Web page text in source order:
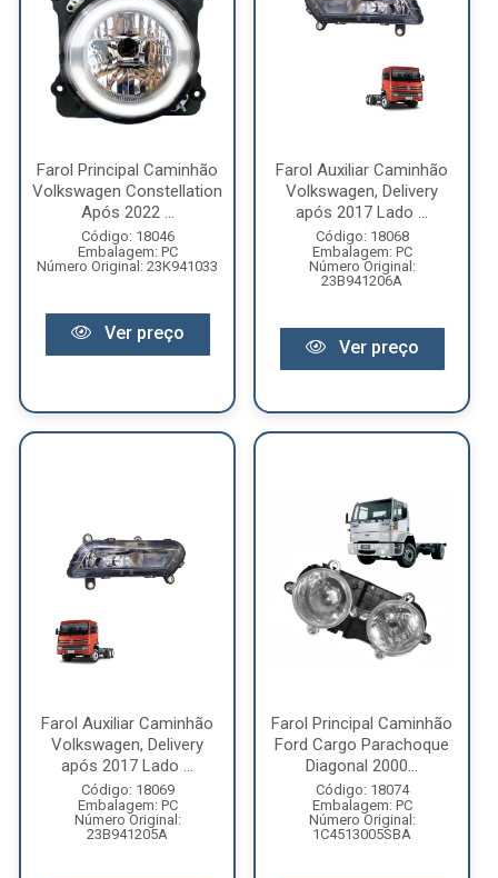
Farol Principal Caminhão
Volkswagen Constellation
Após 2022 ...
Código: 18046
Embalagem: PC
Número Original: 23K941033
Ver preço
Farol Auxiliar Caminhão
Volkswagen, Delivery
após 2017 Lado ...
Código: 18068
Embalagem: PC
Número Original:
23B941206A
Ver preço
Farol Auxiliar Caminhão
Volkswagen, Delivery
após 2017 Lado ...
Código: 18069
Embalagem: PC
Número Original:
23B941205A
Farol Principal Caminhão
Ford Cargo Parachoque
Diagonal 2000...
Código: 18074
Embalagem: PC
Número Original:
1C4513005SBA